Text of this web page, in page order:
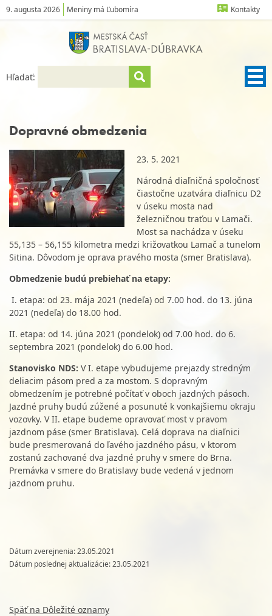
9. augusta 2026 Meniny má Ľubomíra Kontakty
Hľadať:
Dopravné obmedzenia
23. 5. 2021
Národná diaľničná spoločnosť
čiastočne uzatvára diaľnicu D2
v úseku mosta nad
železničnou traťou v Lamači.
Most sa nachádza v úseku
55,135 – 56,155 kilometra medzi križovatkou Lamač a tunelom
Sitina. Dôvodom je oprava pravého mosta (smer Bratislava).
Obmedzenie budú prebiehať na etapy:
I. etapa: od 23. mája 2021 (nedeľa) od 7.00 hod. do 13. júna
2021 (nedeľa) do 18.00 hod.
II. etapa: od 14. júna 2021 (pondelok) od 7.00 hod. do 6.
septembra 2021 (pondelok) do 6.00 hod.
Stanovisko NDS: V I. etape vybudujeme prejazdy stredným
deliacim pásom pred a za mostom. S dopravným
obmedzením je potrebné počítať v oboch jazdných pásoch.
Jazdné pruhy budú zúžené a posunuté k vonkajšiemu okraju
vozovky. V II. etape budeme opravovať most v pravom
jazdnom páse (smer Bratislava). Celá doprava na diaľnici
bude presmerovaná do ľavého jazdného pásu, v ktorom
zostanú zachované dva jazdné pruhy v smere do Brna.
Premávka v smere do Bratislavy bude vedená v jednom
jazdnom pruhu.
Dátum zverejnenia: 23.05.2021
Dátum poslednej aktualizácie: 23.05.2021
Späť na Dôležité oznamy